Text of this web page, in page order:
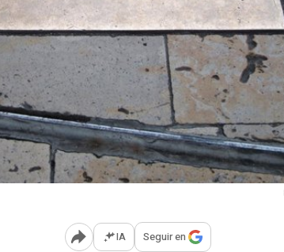
Abrir opciones para compartir
IA Seguir en